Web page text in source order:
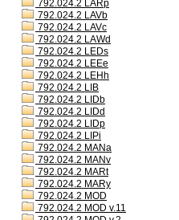
792.024.2 LARp
792.024.2 LAVb
792.024.2 LAVc
792.024.2 LAWd
792.024.2 LEDs
792.024.2 LEEe
792.024.2 LEHh
792.024.2 LIB
792.024.2 LIDb
792.024.2 LIDd
792.024.2 LIDp
792.024.2 LIPi
792.024.2 MANa
792.024.2 MANv
792.024.2 MARt
792.024.2 MARy
792.024.2 MOD
792.024.2 MOD v.11